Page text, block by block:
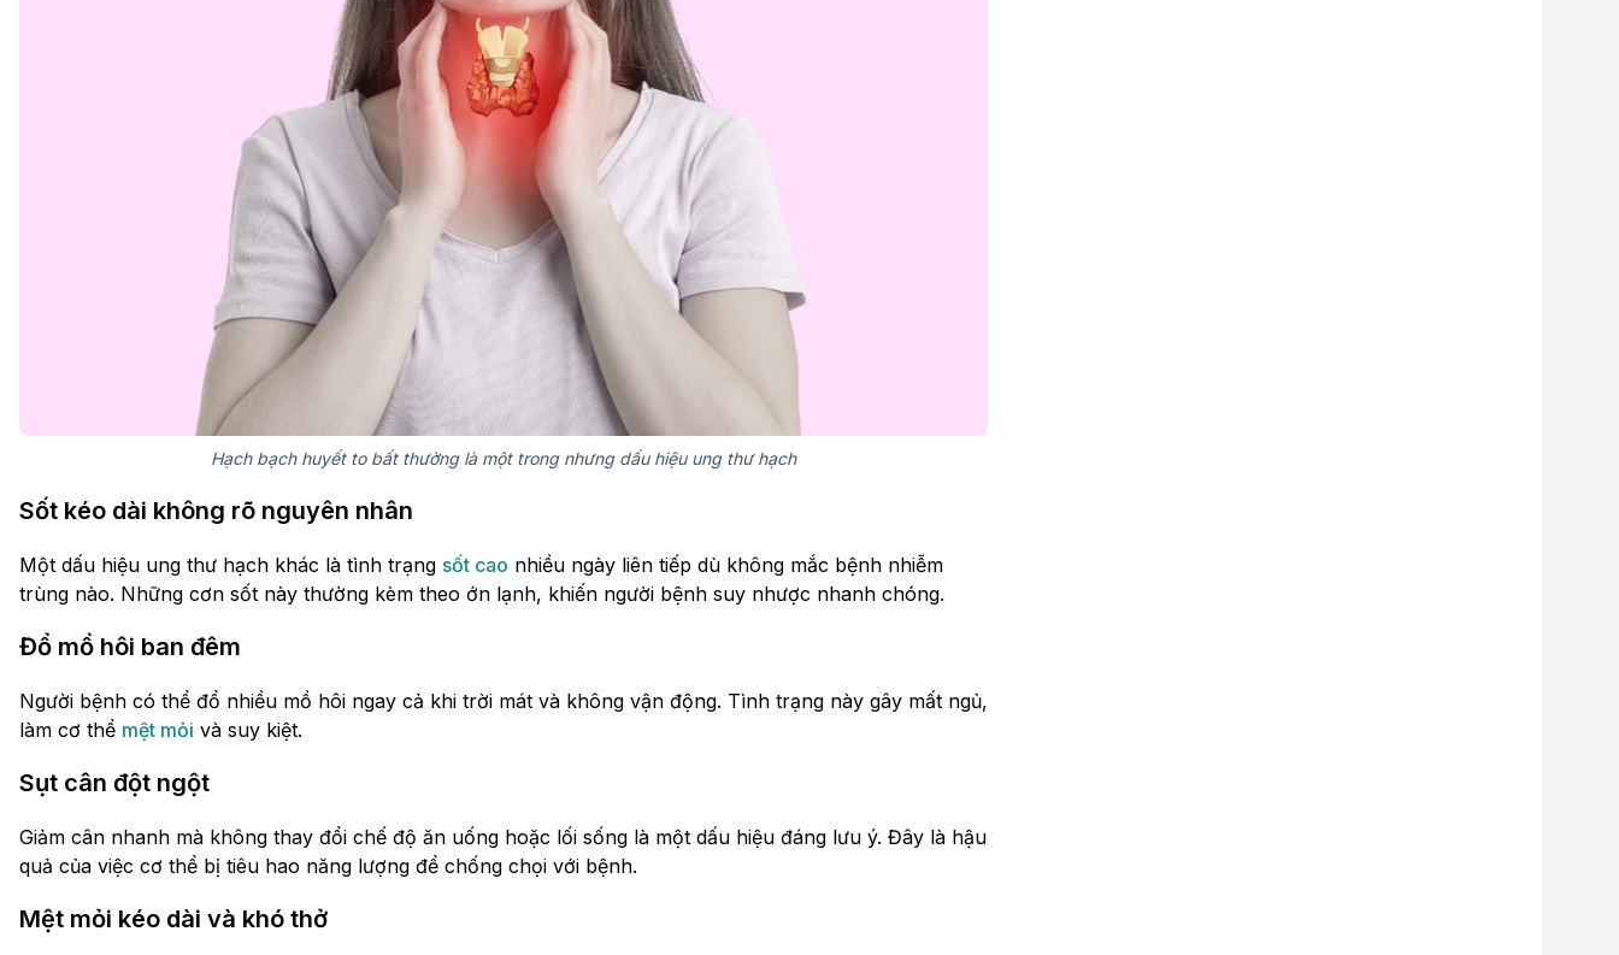
Hạch bạch huyết to bất thường là một trong nhưng dấu hiệu ung thư hạch
Sốt kéo dài không rõ nguyên nhân
Một dấu hiệu ung thư hạch khác là tình trạng sốt cao nhiều ngày liên tiếp dù không mắc bệnh nhiễm
trùng nào. Những cơn sốt này thường kèm theo ớn lạnh, khiến người bệnh suy nhược nhanh chóng.
Đổ mồ hôi ban đêm
Người bệnh có thể đổ nhiều mồ hôi ngay cả khi trời mát và không vận động. Tình trạng này gây mất ngủ,
làm cơ thể mệt mỏi và suy kiệt.
Sụt cân đột ngột
Giảm cân nhanh mà không thay đổi chế độ ăn uống hoặc lối sống là một dấu hiệu đáng lưu ý. Đây là hậu
quả của việc cơ thể bị tiêu hao năng lượng để chống chọi với bệnh.
Mệt mỏi kéo dài và khó thở